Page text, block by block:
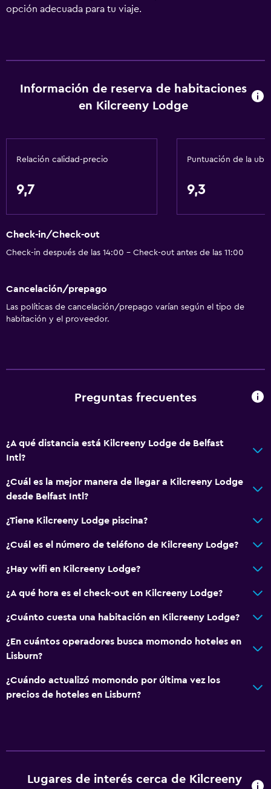
opción adecuada para tu viaje.
Información de reserva de habitaciones
en Kilcreeny Lodge
Relación calidad-precio
9,7
Puntuación de la
9,3
Check-in/Check-out
Check-in después de las 14:00 - Check-out antes de las 11:00
Cancelación/prepago
Las políticas de cancelación/prepago varían según el tipo de
habitación y el proveedor.
Preguntas frecuentes
¿A qué distancia está Kilcreeny Lodge de Belfast
Intl?
¿Cuál es la mejor manera de llegar a Kilcreeny Lodge
desde Belfast Intl?
¿Tiene Kilcreeny Lodge piscina?
¿Cuál es el número de teléfono de Kilcreeny Lodge?
¿Hay wifi en Kilcreeny Lodge?
¿A qué hora es el check-out en Kilcreeny Lodge?
¿Cuánto cuesta una habitación en Kilcreeny Lodge?
¿En cuántos operadores busca momondo hoteles en
Lisburn?
¿Cuándo actualizó momondo por última vez los
precios de hoteles en Lisburn?
Lugares de interés cerca de Kilcreeny